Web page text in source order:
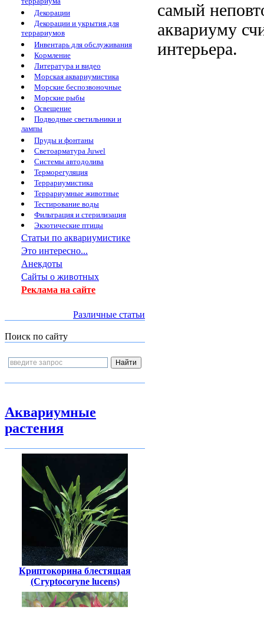
Декорации
Декорации и укрытия для
террариумов
Инвентарь для обслуживания
Кормление
Литература и видео
Морская аквариумистика
Морские беспозвоночные
Морские рыбы
Освещение
Подводные светильники и
лампы
Пруды и фонтаны
Светоарматура Juwel
Системы автодолива
Терморегуляция
Террариумистика
Террариумные животные
Тестирование воды
Фильтрация и стерилизация
Экзотические птицы
Статьи по аквариумистике
Это интересно...
Анекдоты
Сайты о животных
Реклама на сайте
Различные статьи
Поиск по сайту
Аквариумные
растения
Криптокорина блестящая
(Cryptocoryne lucens)
самый
аквариуму
интерьера.